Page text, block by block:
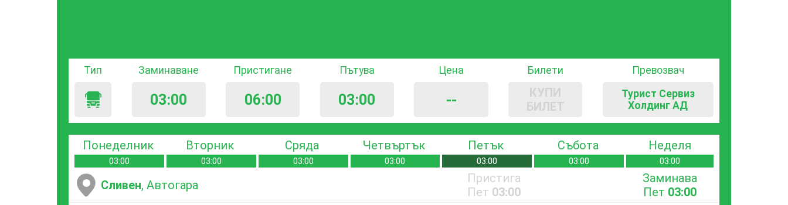
Тип Заминаване
03:00
Пристигане
06:00
Пътува
03:00
Цена
--
Билети
КУПИ
БИЛЕТ
Превозвач
Турист Сервиз
Холдинг АД
Понеделник
03:00
Вторник
03:00
Сряда
03:00
Четвъртък
03:00
Петък
03:00
Събота
03:00
Неделя
03:00
Сливен, Автогара
Пристига
Пет 03:00
Заминава
Пет 03:00